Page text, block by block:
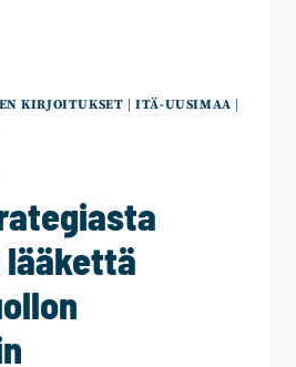
KIRJOITUKSET |ITÄ-UUSIMAA